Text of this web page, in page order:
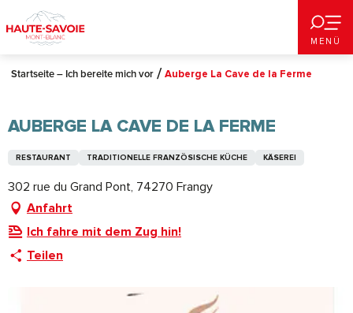
au
contenu
principal
MENÜ
Startseite – Ich bereite mich vor Auberge La Cave de la Ferme
AUBERGE LA CAVE DE LA FERME
RESTAURANT TRADITIONELLE FRANZÖSISCHE KÜCHE KÄSEREI
302 rue du Grand Pont, 74270 Frangy
Anfahrt
Ich fahre mit dem Zug hin!
Teilen